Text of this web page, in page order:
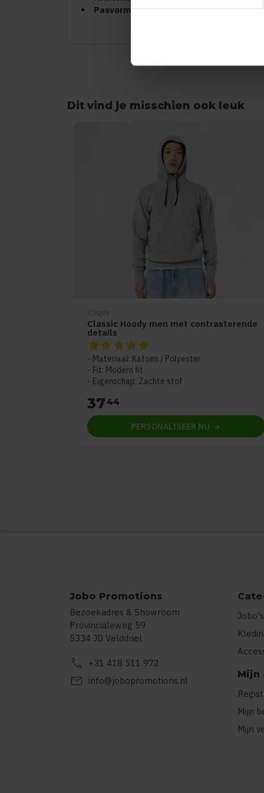
Pasvorm:Unisex model, ideaal voor
Dit vind je misschien ook leuk
Classic Hoody men met contrasterende
details
De beoordeling van dit product is
Materiaal: Katoen / Polyester
Fit: Modern fit
Eigenschap: Zachte stof
3744
PERSONALISEER NU
Jobo Promotions
Bezoekadres & Showroom
Provincialeweg 59
5334 JD Velddriel
call +31 418 511 972
mail info@jobopromotions.nl
Mijn
Mijn
Mijn